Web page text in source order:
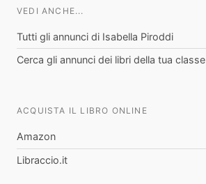
VEDI ANCHE...
Tutti gli annunci di Isabella Piroddi
Cerca gli annunci dei libri della tua classe
ACQUISTA IL LIBRO ONLINE
Amazon
Libraccio.it